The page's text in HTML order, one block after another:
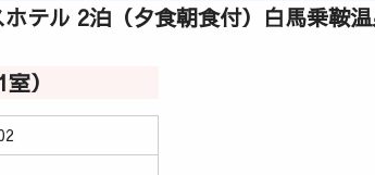
テル 2泊（夕食朝食付）白馬乗鞍
）